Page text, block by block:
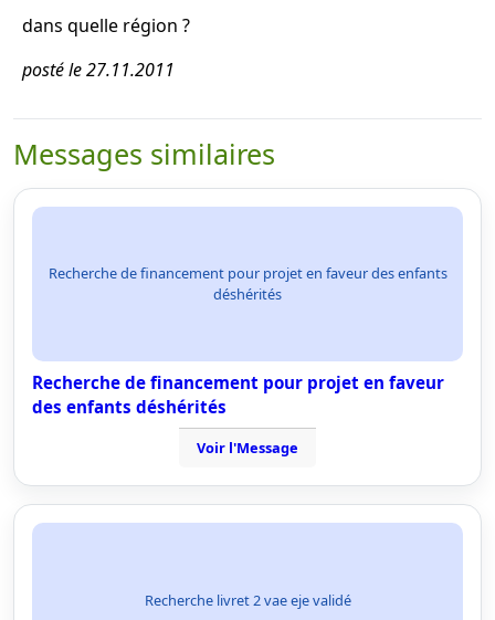
dans quelle région ?
posté le 27.11.2011
Messages similaires
Recherche de financement pour projet en faveur des enfants
déshérités
Recherche de financement pour projet en faveur
des enfants déshérités
Voir l'Message
Recherche livret 2 vae eje validé